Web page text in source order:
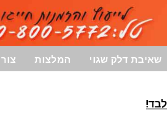
שאיבת דלק שגוי המלצות